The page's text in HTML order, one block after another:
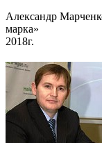
Александр
марка»
2018г.